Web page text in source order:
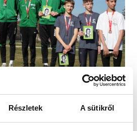
Részletek A sütikről
az abszolútban is a
és bronzérmet